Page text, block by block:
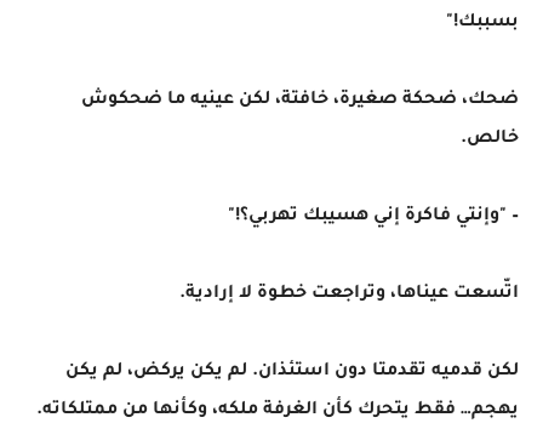
بسببك!"
ضحك، ضحكة صغيرة، خافتة، لكن عينيه ما ضحكوش
خالص.
– "وإنتي فاكرة إني هسيبك تهربي؟!"
اتّسعت عيناها، وتراجعت خطوة لا إرادية.
لكن قدميه تقدمتا دون استئذان. لم يكن يركض، لم يكن
يهجم… فقط يتحرك كأن الغرفة ملكه، وكأنها من ممتلكاته.